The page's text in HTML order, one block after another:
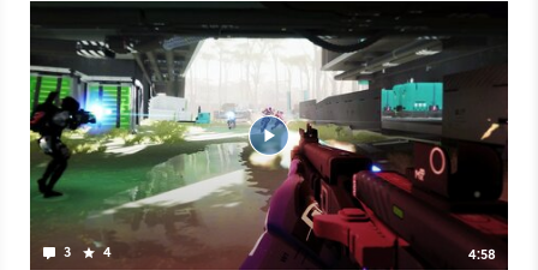
Shooter, die Bungie zum heutigen Ruf und Erfolg verhalfen.
Jetzt kehrt die Marke als Extraction-Shooter mit PvPvE-
Konzept zurück. Ähnlich wie in Hunt oder Tarkov gilt es also,
auf einer großen Map gegen anderen Squads zu bestehen,
Missionen zu erledigen und dann lebendig zu entkommen. Als
Setting dient der ferne Planet Tau Ceti IV, wo Cyber-Runner
im Auftrag mächtiger Mega-Corporations nach Beute suchen.
Der Release von ist für den 23. September 2025 geplant,
mehr zum Spiel erfahrt ihr in unserer großen Preview zu
Marathon.
3 4
4:58